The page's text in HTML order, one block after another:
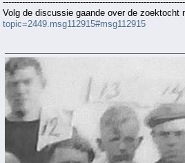
Volg de discussie gaande over de
topic=2449.msg112915#msg112915